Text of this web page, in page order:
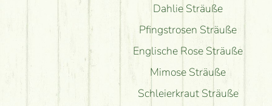
Dahlie Sträuße
Pfingstrosen Sträuße
Englische Rose Sträuße
Mimose Sträuße
Schleierkraut Sträuße